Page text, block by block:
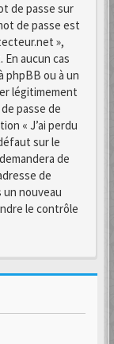
de passe sur
de passe est
»,
aucun cas
phpBB ou à un
légitimement
passe de
« J’ai perdu
sur le
de
de
nouveau
le contrôle